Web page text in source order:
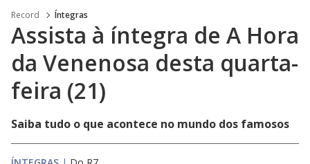
Record Íntegras
Assista à íntegra de A Hora
da Venenosa desta quarta-
feira (21)
Saiba tudo o que acontece no mundo dos famosos